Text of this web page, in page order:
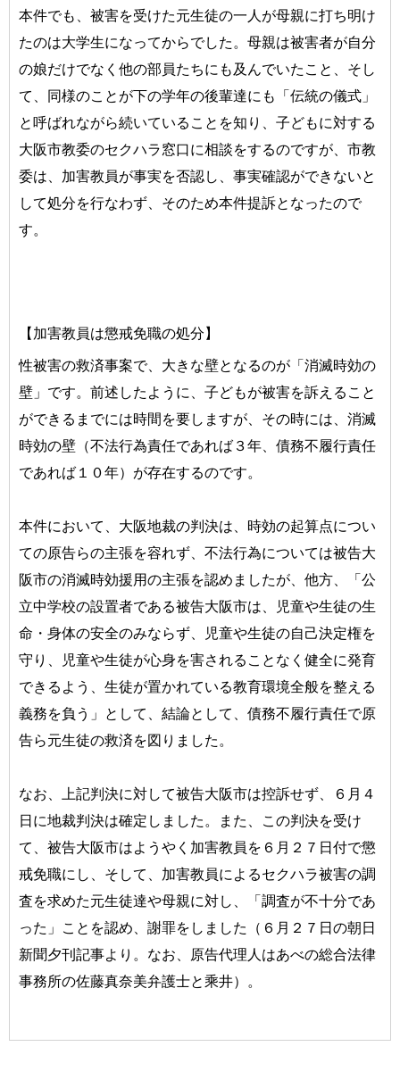
本件でも、被害を受けた元生徒の一人が母親に打ち明け
たのは大学生になってからでした。母親は被害者が自分
の娘だけでなく他の部員たちにも及んでいたこと、そし
て、同様のことが下の学年の後輩達にも「伝統の儀式」
と呼ばれながら続いていることを知り、子どもに対する
大阪市教委のセクハラ窓口に相談をするのですが、市教
委は、加害教員が事実を否認し、事実確認ができないと
して処分を行なわず、そのため本件提訴となったので
す。
【加害教員は懲戒免職の処分】
性被害の救済事案で、大きな壁となるのが「消滅時効の
壁」です。前述したように、子どもが被害を訴えること
ができるまでには時間を要しますが、その時には、消滅
時効の壁（不法行為責任であれば３年、債務不履行責任
であれば１０年）が存在するのです。
本件において、大阪地裁の判決は、時効の起算点につい
ての原告らの主張を容れず、不法行為については被告大
阪市の消滅時効援用の主張を認めましたが、他方、「公
立中学校の設置者である被告大阪市は、児童や生徒の生
命・身体の安全のみならず、児童や生徒の自己決定権を
守り、児童や生徒が心身を害されることなく健全に発育
できるよう、生徒が置かれている教育環境全般を整える
義務を負う」として、結論として、債務不履行責任で原
告ら元生徒の救済を図りました。
なお、上記判決に対して被告大阪市は控訴せず、６月４
日に地裁判決は確定しました。また、この判決を受け
て、被告大阪市はようやく加害教員を６月２７日付で懲
戒免職にし、そして、加害教員によるセクハラ被害の調
査を求めた元生徒達や母親に対し、「調査が不十分であ
った」ことを認め、謝罪をしました（６月２７日の朝日
新聞夕刊記事より。なお、原告代理人はあべの総合法律
事務所の佐藤真奈美弁護士と乘井）。